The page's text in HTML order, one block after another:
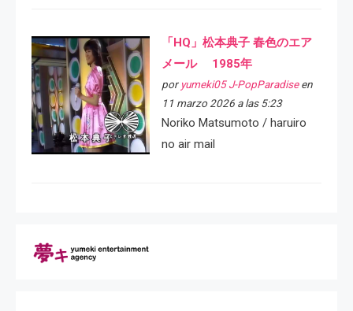
「HQ」松本典子 春色のエア
メール 1985年
por yumeki05 J-PopParadiseen
11 marzo 2026 a las 5:23
Noriko Matsumoto / haruiro
no air mail